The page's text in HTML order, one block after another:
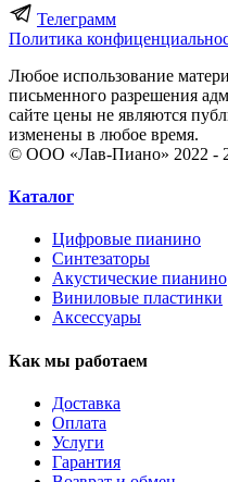
Телеграмм
Политика
Любое использование
письменного разрешения
сайте цены не являются
изменены в любое время.
© ООО «Лав-Пиано» 2022 -
Каталог
Цифровые пианино
Синтезаторы
Акустические пианино
Виниловые пластинки
Аксессуары
Как мы работаем
Доставка
Оплата
Услуги
Гарантия